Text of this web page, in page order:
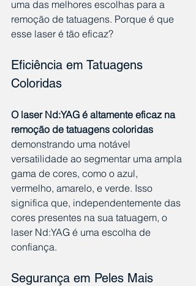
uma das melhores escolhas para a
remoção de tatuagens. Porque é que
esse laser é tão eficaz?
Eficiência em Tatuagens
Coloridas
O laser Nd:YAG é altamente eficaz na
remoção de tatuagens coloridas
demonstrando uma notável
versatilidade ao segmentar uma ampla
gama de cores, como o azul,
vermelho, amarelo, e verde. Isso
significa que, independentemente das
cores presentes na sua tatuagem, o
laser Nd:YAG é uma escolha de
confiança.
Segurança em Peles Mais